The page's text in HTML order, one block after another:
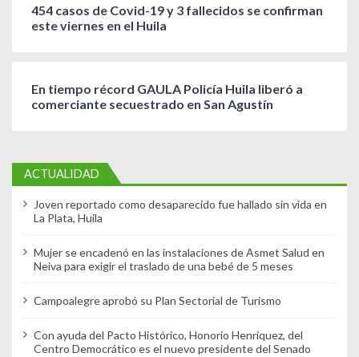
454 casos de Covid-19 y 3 fallecidos se confirman
este viernes en el Huila
En tiempo récord GAULA Policía Huila liberó a
comerciante secuestrado en San Agustín
ACTUALIDAD
Joven reportado como desaparecido fue hallado sin vida en
La Plata, Huila
Mujer se encadenó en las instalaciones de Asmet Salud en
Neiva para exigir el traslado de una bebé de 5 meses
Campoalegre aprobó su Plan Sectorial de Turismo
Con ayuda del Pacto Histórico, Honorio Henriquez, del
Centro Democrático es el nuevo presidente del Senado